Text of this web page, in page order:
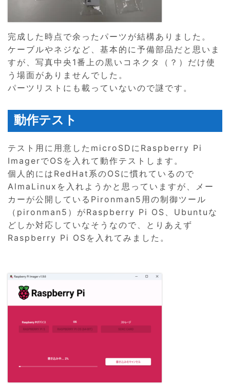
完成した時点で余ったパーツが結構ありました。
ケーブルやネジなど、基本的に予備部品だと思いま
すが、写真中央1番上の黒いコネクタ（？）だけ使
う場面がありませんでした。
パーツリストにも載っていないので謎です。
動作テスト
テスト用に用意したmicroSDにRaspberry Pi
ImagerでOSを入れて動作テストします。
個人的にはRedHat系のOSに慣れているので
AlmaLinuxを入れようかと思っていますが、メー
カーが公開しているPironman5用の制御ツール
（pironman5）がRaspberry Pi OS、Ubuntuな
どしか対応していなそうなので、とりあえず
Raspberry Pi OSを入れてみました。